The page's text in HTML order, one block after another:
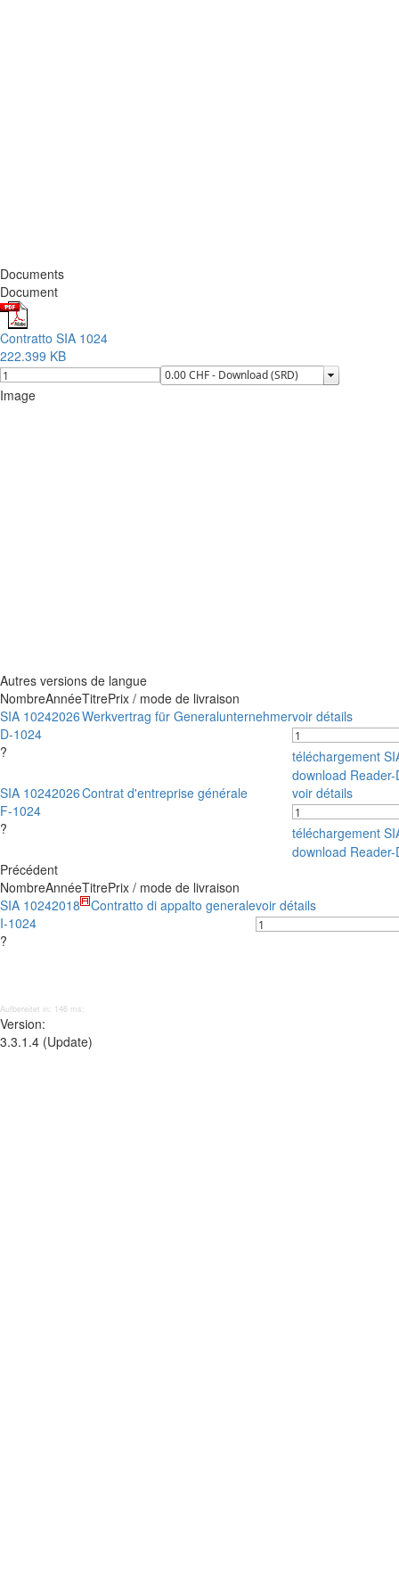
Documents
Document
Contratto SIA 1024
222.399 KB
Image
Autres versions de langue
NombreAnnéeTitrePrix / mode de livraison
SIA 1024
D-1024
?
2026Werkvertrag für Generalunternehmervoir détails
téléchargement
download
SIA 1024
F-1024
?
2026Contrat d'entreprise générale voir détails
téléchargement
download
Précédent
NombreAnnéeTitrePrix / mode de livraison
SIA 1024
I-1024
?
2018 Contratto di appalto generalevoir détails
Aufbereitet in: 146 ms;
Version:
3.3.1.4 (Update)